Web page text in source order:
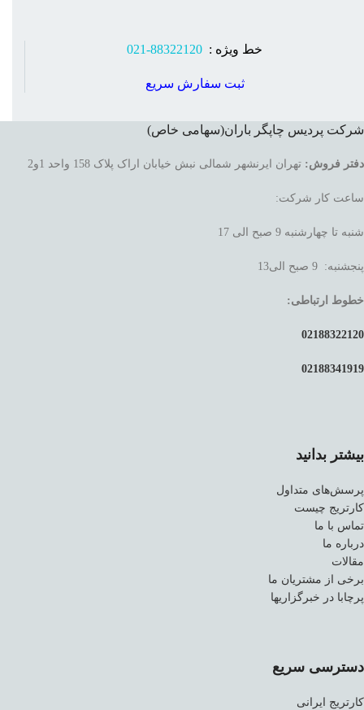
خط ویژه :
ثبت سفارش سریع
شرکت پردیس چاپگر باران(سهامی خاص)
دفتر فروش: تهران ایرنشهر شمالی نبش خیابان اراک پلاک 158 واحد 1و2
ساعت کار شرکت:
شنبه تا چهارشنبه 9 صبح الی 17
پنجشنبه: 9 صبح الی13
خطوط ارتباطی:
02188322120
02188341919
بیشتر بدانید
پرسش‌های متداول
کارتریج چیست
تماس با ما
درباره ما
مقالات
برخی از مشتریان ما
پرچابا در خبرگزاریها
دسترسی سریع
کارتریج ایرانی